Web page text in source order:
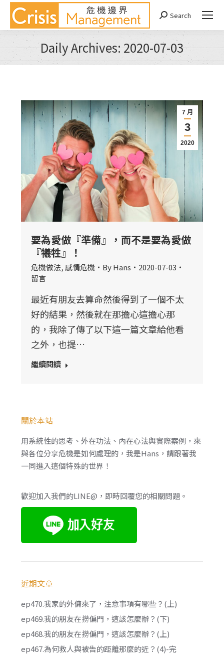
Search:
Search
Daily Archives: 2020-07-03
You are here:
7 月
3
2020
要為愛做『準備』，而不是要為愛做
『犧牲』！
危機做法, 感情危機 ByHans
2020-07-03
留言
最近有朋友去算命然後得到了一個不太
好的結果，然後就在那擔心這擔心那
的，我除了傳了以下這一篇文章給他看
之外，也提…
繼續閱讀
關於本站
用系統性的思考、外在功法、內在心法與實際案例，來
與各位分享危機是如何處理的，我是Hans，請跟著我
一同進入這個特殊的世界！
歡迎加入我們的LINE@，即時回覆您的相關問題。
近期文章
ep470.我家的外傭來了，注意事項有哪些？(上)
ep469.我的朋友在撈偏門，這該怎麼辦？(下)
ep468.我的朋友在撈偏門，這該怎麼辦？(上)
ep467.為何救人與被告的距離那麼的近？(4)-完